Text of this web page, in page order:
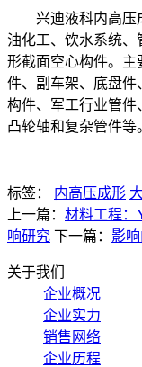
兴迪液科内高压成
油化工、饮水系统
形截面空心构件。主
件、副车架、底盘件
构件、军工行业管件
凸轮轴和复杂管件等
标签： 内高压成形
上一篇： 材料工程：
响研究 下一篇： 影
关于我们
企业概况
企业实力
销售网络
企业历程